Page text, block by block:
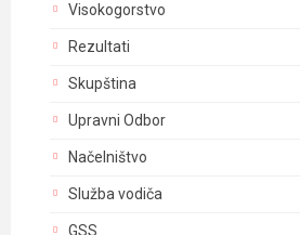
Visokogorstvo
Rezultati
Skupština
Upravni Odbor
Načelništvo
Služba vodiča
GSS